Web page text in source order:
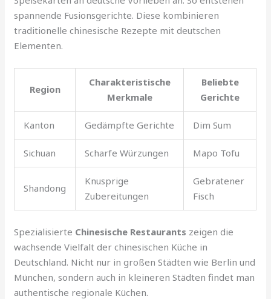
spannende Fusionsgerichte. Diese kombinieren
traditionelle chinesische Rezepte mit deutschen
Elementen.
Region
Charakteristische
Merkmale
Beliebte
Gerichte
Kanton Gedämpfte Gerichte Dim Sum
Sichuan Scharfe Würzungen Mapo Tofu
Shandong
Knusprige
Zubereitungen
Gebratener
Fisch
Spezialisierte Chinesische Restaurants zeigen die
wachsende Vielfalt der chinesischen Küche in
Deutschland. Nicht nur in großen Städten wie Berlin und
München, sondern auch in kleineren Städten findet man
authentische regionale Küchen.